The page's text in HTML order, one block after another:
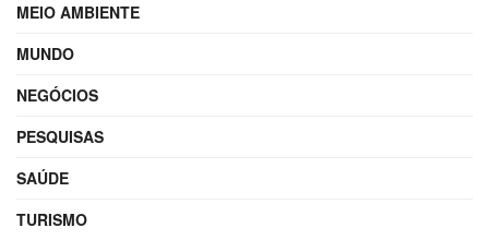
MEIO AMBIENTE
MUNDO
NEGÓCIOS
PESQUISAS
SAÚDE
TURISMO